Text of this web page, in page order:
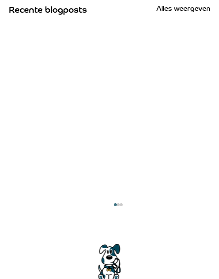
Recente blogposts Alles weergeven